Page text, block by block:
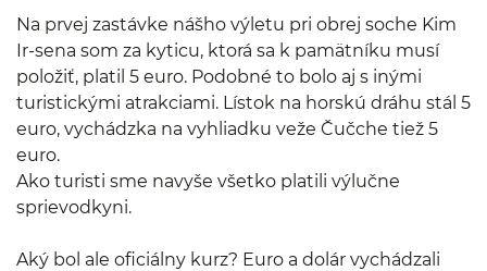
Na prvej zastávke nášho výletu pri obrej soche Kim
Ir-sena som za kyticu, ktorá sa k pamätníku musí
položiť, platil 5 euro. Podobné to bolo aj s inými
turistickými atrakciami. Lístok na horskú dráhu stál 5
euro, vychádzka na vyhliadku veže Čučche tiež 5
euro.
Ako turisti sme navyše všetko platili výlučne
sprievodkyni.
Aký bol ale oficiálny kurz? Euro a dolár vychádzali